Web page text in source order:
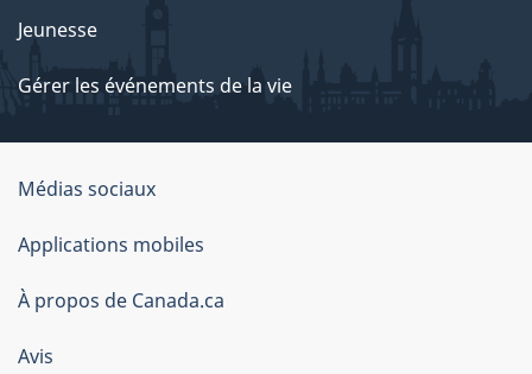
Jeunesse
Gérer les événements de la vie
Organisation
du
gouvernement
du
Canada
Médias sociaux
Applications mobiles
À propos de Canada.ca
Avis